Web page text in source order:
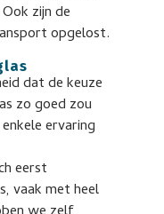
zijn de
opgelost.
dat de keuze
zo goed zou
ervaring
eerst
vaak met heel